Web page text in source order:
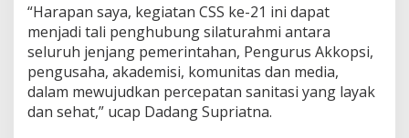
“Harapan saya, kegiatan CSS ke-21 ini dapat
menjadi tali penghubung silaturahmi antara
seluruh jenjang pemerintahan, Pengurus Akkopsi,
pengusaha, akademisi, komunitas dan media,
dalam mewujudkan percepatan sanitasi yang layak
dan sehat,” ucap Dadang Supriatna.